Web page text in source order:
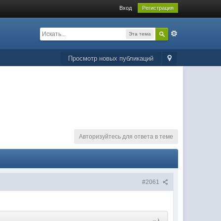
Вход Регистрация
Эта тема
Просмотр новых публикаций
Авторизуйтесь для ответа в теме
#2061